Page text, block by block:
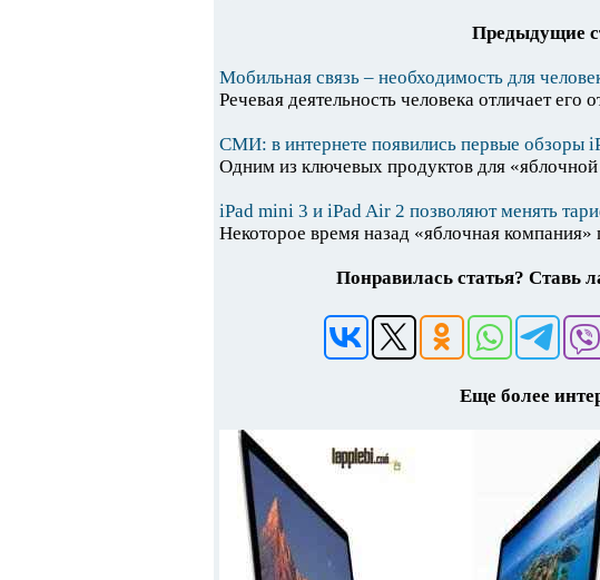
Предыдущие
Мобильная связь – необходимость для
Речевая деятельность человека отличает
СМИ: в интернете появились первые обзоры
Одним из ключевых продуктов для
iPad mini 3 и iPad Air 2 позволяют менять
Некоторое время назад «яблочная
Понравилась статья? Ставь
Еще более